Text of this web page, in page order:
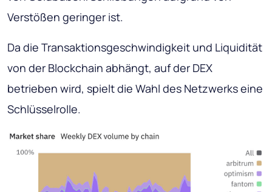
Verstößen geringer ist.
Da die Transaktionsgeschwindigkeit und Liquidität
von der Blockchain abhängt, auf der DEX
betrieben wird, spielt die Wahl des Netzwerks eine
Schlüsselrolle.